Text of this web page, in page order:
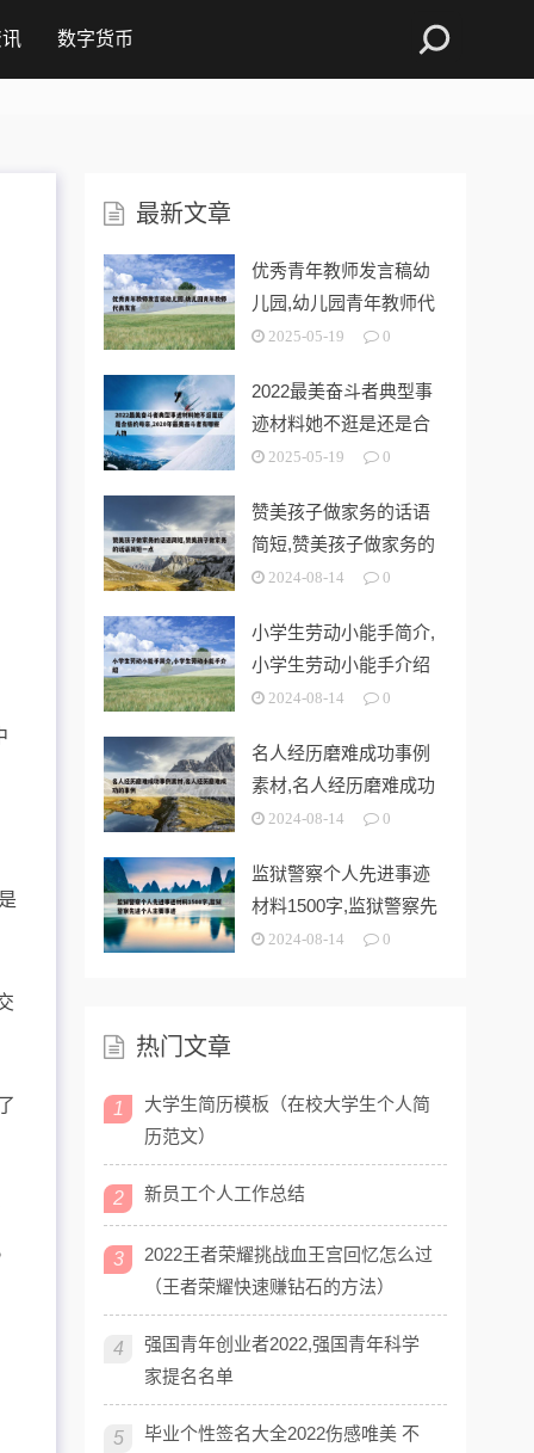
数字货币
最新文章
优秀青年教师发言稿幼
儿园,幼儿园青年教师代
表发言
2025-05-19 0
2022最美奋斗者典型事
迹材料她不逛是还是合
格的母亲
2025-05-19 0
赞美孩子做家务的话语
简短,赞美孩子做家务的
话语简短一
2024-08-14 0
小学生劳动小能手简介,
小学生劳动小能手介绍
2024-08-14 0
名人经历磨难成功事例
素材,名人经历磨难成功
的事例
2024-08-14 0
监狱警察个人先进事迹
材料1500字,监狱警察先
进个人
2024-08-14 0
热门文章
1
大学生简历模板（在校大学生个人简
历范文）
2 新员工个人工作总结
3
2022王者荣耀挑战血王宫回忆怎么过
（王者荣耀快速赚钻石的方法）
4
强国青年创业者2022,强国青年科学
家提名名单
5
毕业个性签名大全2022伤感唯美 不